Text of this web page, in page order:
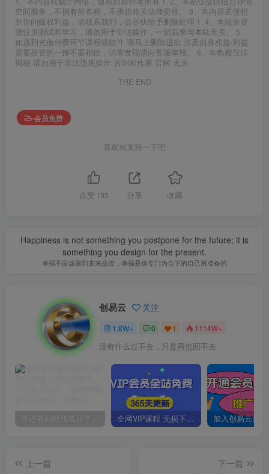
空间服务，不拥有所有权，不承担相关法律责任。 3、本内容若侵犯
到你的版权利益，请联系我们，会尽快给予删除处理！ 4、本站全资
源仅供测试和学习，请勿用于非法操作，一切后果与本站无关。 5、
如遇到充值付费环节课程或软件 请马上删除退出 涉及自身权益/利益
需要投资的一律不要相信，访客发现请向客服举报。 6、本教程仅供
揭秘 请勿用于非法违规操作 否则和作者 官网 无关
THE END
会员免费
喜欢就支持一下吧
点赞 193 分享 收藏
Happiness is not something you postpone for the future; it is
something you design for the present.
幸福不应该留到未来品尝，幸福是你专门为当下的自己所准备的
创易云 关注
1.8W+ 0 1 1114W+
没有什么过不去，只是再也回不去
你还在到处找项目？还在当韭菜？我靠卖项目一个月收入5万+，曾经我也是个失败者。 全网VIP课程 无损下载~
上一篇
下一篇